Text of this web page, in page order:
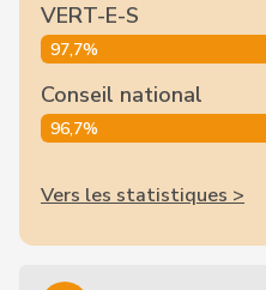
VERT-E-S
97,7%
Conseil national
96,7%
Vers les statistiques >